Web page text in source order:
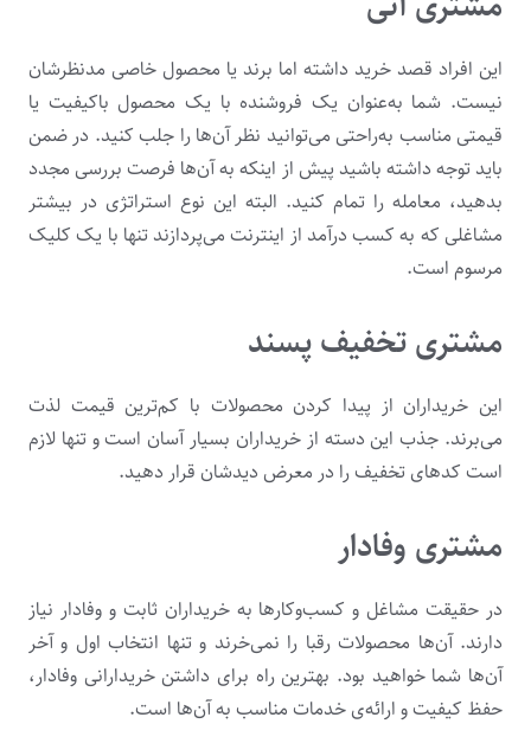
این افراد قصد خرید داشته اما برند یا محصول خاصی مدنظرشان
نیست. شما به‌عنوان یک فروشنده با یک محصول باکیفیت یا
قیمتی مناسب به‌راحتی می‌توانید نظر آن‌ها را جلب کنید. در ضمن
باید توجه داشته باشید پیش از اینکه به آن‌ها فرصت بررسی مجدد
بدهید، معامله را تمام کنید. البته این نوع استراتژی در بیشتر
مشاغلی که به کسب درآمد از اینترنت می‌پردازند تنها با یک کلیک
مرسوم است.
مشتری تخفیف پسند
این خریداران از پیدا کردن محصولات با کم‌ترین قیمت لذت
می‌برند. جذب این دسته از خریداران بسیار آسان است و تنها لازم
است کدهای تخفیف را در معرض دیدشان قرار دهید.
مشتری وفادار
در حقیقت مشاغل و کسب‌وکارها به خریداران ثابت و وفادار نیاز
دارند. آن‌ها محصولات رقبا را نمی‌خرند و تنها انتخاب اول و آخر
آن‌ها شما خواهید بود. بهترین راه برای داشتن خریدارانی وفادار،
حفظ کیفیت و ارائه‌ی خدمات مناسب به آن‌ها است.